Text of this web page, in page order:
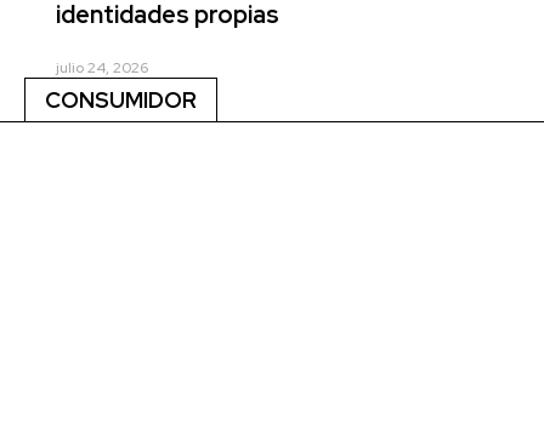
identidades propias
julio 24, 2026
CONSUMIDOR